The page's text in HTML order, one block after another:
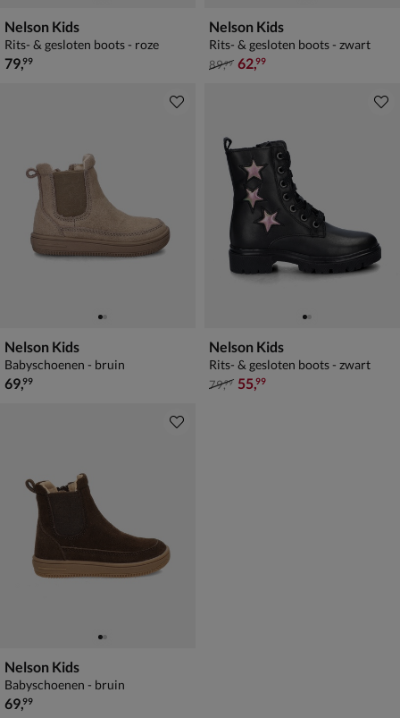
Nelson Kids
Rits- & gesloten boots - roze
€ 79,99
79,99
Nelson Kids
Rits- & gesloten boots - zwart
van € 89,99 voor € 62,99
89,99 62,99
Nelson Kids
Babyschoenen - bruin
€ 69,99
69,99
Nelson Kids
Rits- & gesloten boots - zwart
van € 79,99 voor € 55,99
79,99 55,99
Nelson Kids
Babyschoenen - bruin
€ 69,99
69,99